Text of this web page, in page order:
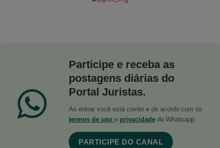
Participe e receba as
postagens diárias do
Portal Juristas.
Ao entrar você está ciente e de acordo com os
termos de uso e privacidade do Whatsapp.
PARTICIPE DO CANAL